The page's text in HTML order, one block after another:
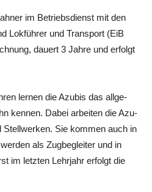
im Betriebs­dienst mit den
Lok­füh­rer und Trans­port (EiB
dau­ert 3 Jah­re und erfolgt
ler­nen die Azu­bis das all­ge­
ken­nen. Dabei arbei­ten die Azu­
Stell­wer­ken. Sie kom­men auch in
als Zug­be­glei­ter und in
im letz­ten Lehr­jahr erfolgt die